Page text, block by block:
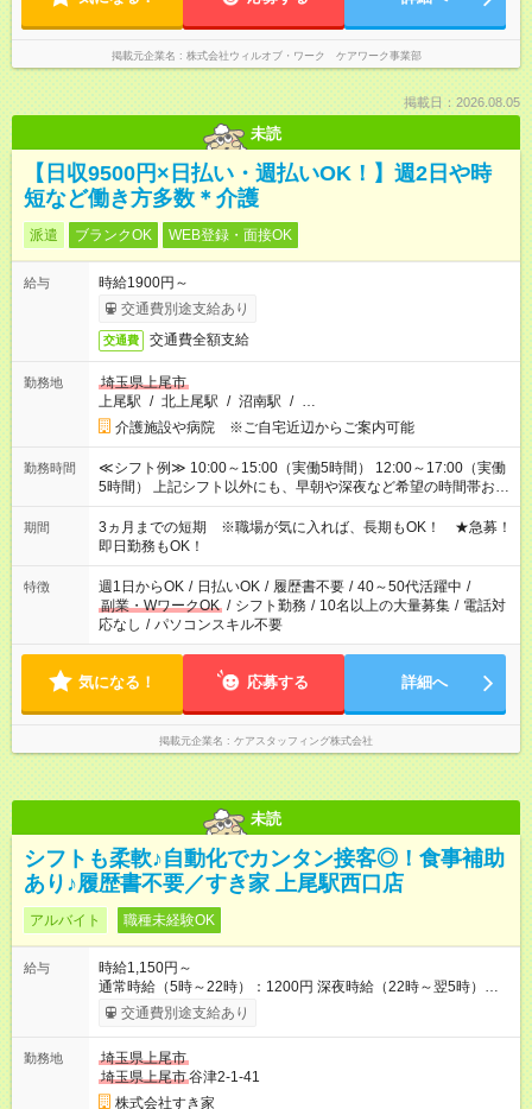
掲載元企業名 株式会社ウィルオブ・ワーク ケアワーク事業部
掲載日：2026.08.05
未読
【日収9500円×日払い・週払いOK！】週2日や時
短など働き方多数＊介護
派遣 ブランクOK WEB登録・面接OK
給与
時給1900円～
交通費別途支給あり
交通費 交通費全額支給
勤務地
埼玉県上尾市
上尾駅 / 北上尾駅 / 沼南駅 / …
介護施設や病院 ※ご自宅近辺からご案内可能
勤務時間
≪シフト例≫ 10:00～15:00（実働5時間） 12:00～17:00（実働
5時間） 上記シフト以外にも、早朝や深夜など希望の時間帯お聞
かせください！ 事前に担当からヒアリングもしますので、ご安
心ください！
期間
3ヵ月までの短期 ※職場が気に入れば、長期もOK！ ★急募！
即日勤務もOK！
特徴 週1日からOK / 日払いOK / 履歴書不要 / 40～50代活躍中 /
副業・WワークOK / シフト勤務 / 10名以上の大量募集 / 電話対
応なし / パソコンスキル不要
気になる！ 応募する 詳細へ
掲載元企業名 ケアスタッフィング株式会社
未読
シフトも柔軟♪自動化でカンタン接客◎！食事補助
あり♪履歴書不要／すき家 上尾駅西口店
アルバイト 職種未経験OK
給与
時給1,150円～
通常時給（5時～22時）：1200円 深夜時給（22時～翌5時）：
1500円 高校生時給：1150円 【特別手当】早朝手当（5：00-9：
00）時給+150円 【試用期間】試用期間あり 試用期間の長さ：1
30日（※条件変更なし）ですが、切り上げで一ヶ月とさせてい
ただきます。 研修制度あり：15時間(研修中も同時給）
交通費別途支給あり
勤務地
埼玉県上尾市
埼玉県上尾市谷津2-1-41
株式会社すき家